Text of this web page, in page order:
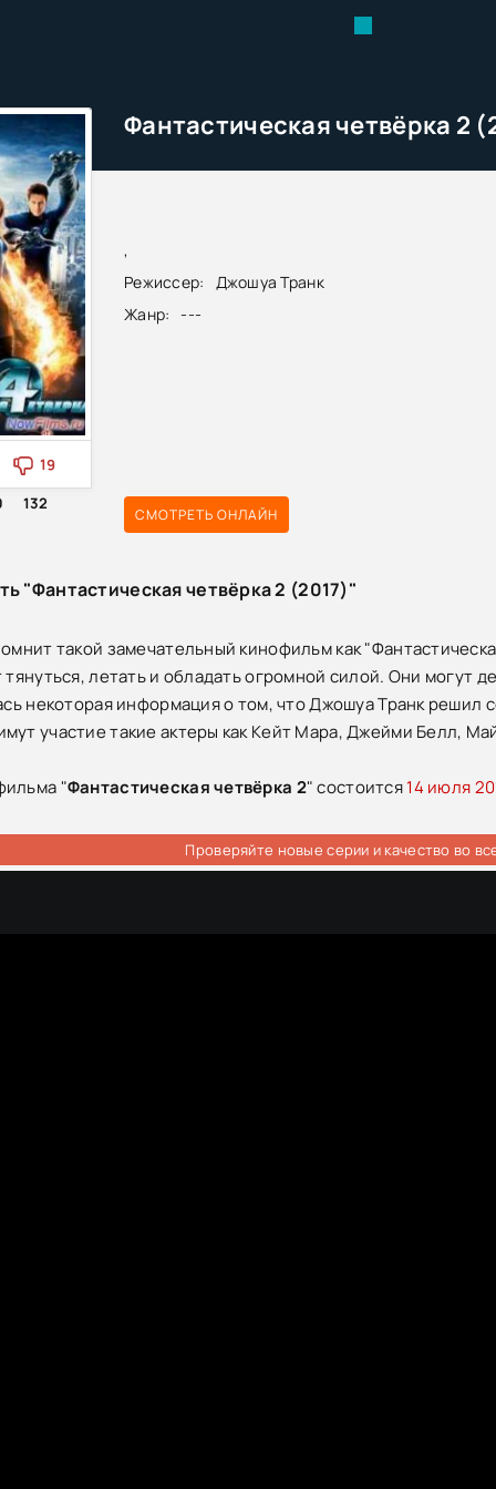
Фантастическая четвёрка 2
,
Режиссер:
Джошуа Транк
Жанр:
---
19
132
СМОТРЕТЬ ОНЛАЙН
"Фантастическая четвёрка 2 (2017)"
такой замечательный кинофильм как
тянуться, летать и обладать огромной силой. Они могут
некоторая информация о том, что Джошуа Транк решил
участие такие актеры как Кейт Мара, Джейми Белл,
"Фантастическая четвёрка 2" состоится14 июля
Проверяйте новые серии и качество во